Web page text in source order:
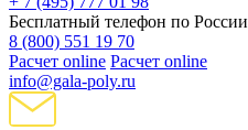
Бесплатный телефон по России
8 (800) 551 19 70
Расчет online Расчет online
info@gala-poly.ru